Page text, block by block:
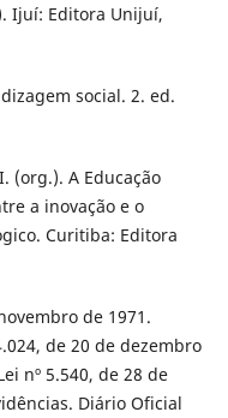
Ijuí: Editora Unijuí,
social. 2. ed.
I. (org.). A Educação
a inovação e o
Curitiba: Editora
de 1971.
de 20 de dezembro
nº 5.540, de 28 de
Diário Oficial